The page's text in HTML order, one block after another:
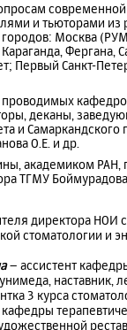
и тьюторами
городов: Москва
Фергана,
Первый Санкт-
деканы,
и
О.Е. и др.
академиком
ТГМУ
директора НОИ
стоматологии и
– ассистент
наставник,
3 курса